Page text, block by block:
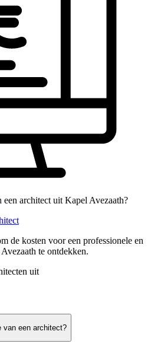
architect uit Kapel Avezaath?
de kosten voor een professionele en
te ontdekken.
uit
van een architect?